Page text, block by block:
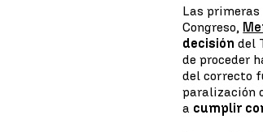
Las
Congreso,
decisión del
de proceder
del correcto
paralización
a cumplir